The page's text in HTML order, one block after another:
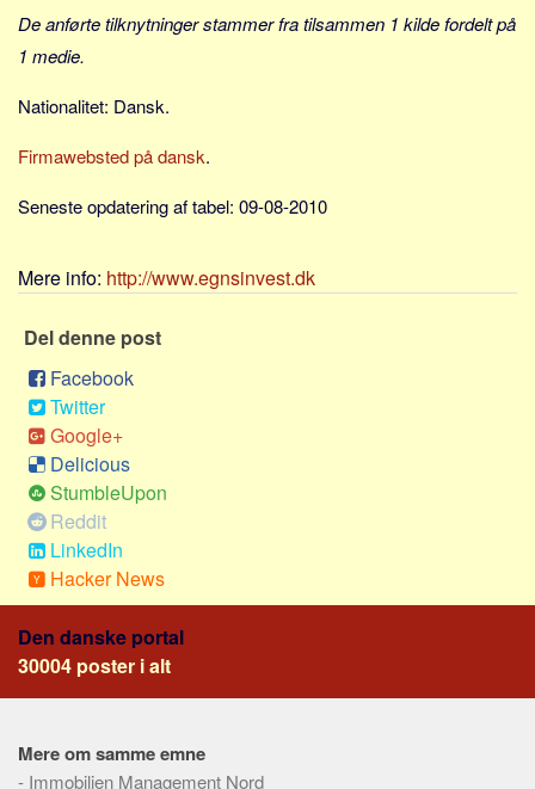
Grækenland
USA
Job
Investering
Social sikring og sundhed
Transport
Alle
Aspekter
Køb og salg
Økonomi
Jura og regler
Skatter og afgifter
Statistik
Alle
De anførte tilknytninger stammer fra tilsammen 1 kilde fordelt på
1 medie.
Nationalitet: Dansk.
Firmawebsted på dansk.
Seneste opdatering af tabel: 09-08-2010
Mere info: http://www.egnsinvest.dk
Del denne post
Facebook
Twitter
Google+
Delicious
StumbleUpon
Reddit
LinkedIn
Hacker News
Den danske portal
30004 poster i alt
Mere om samme emne
- Immobilien Management Nord